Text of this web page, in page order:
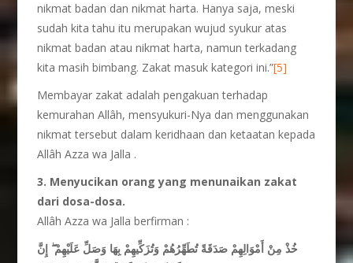
nikmat badan dan nikmat harta. Hanya saja, meski
sudah kita tahu itu merupakan wujud syukur atas
nikmat badan atau nikmat harta, namun terkadang
kita masih bimbang. Zakat masuk kategori ini.”[5]
Membayar zakat adalah pengakuan terhadap
kemurahan Allâh, mensyukuri-Nya dan menggunakan
nikmat tersebut dalam keridhaan dan ketaatan kepada
Allâh Azza wa Jalla .
3. Menyucikan orang yang menunaikan zakat
dari dosa-dosa.
Allâh Azza wa Jalla berfirman :
خُذْ مِنْ أَمْوَالِهِمْ صَدَقَةً تُطَهِّرُهُمْ وَتُزَكِّيهِمْ بِهَا وَصَلِّ عَلَيْهِمْ ۖ إِنَّ